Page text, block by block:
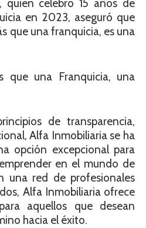
quien celebró 15 años de
en 2023, aseguró que
que una franquicia, es una
que una Franquicia, una
de transparencia,
Alfa Inmobiliaria se ha
opción excepcional para
en el mundo de
una red de profesionales
Alfa Inmobiliaria ofrece
aquellos que desean
hacia el éxito.